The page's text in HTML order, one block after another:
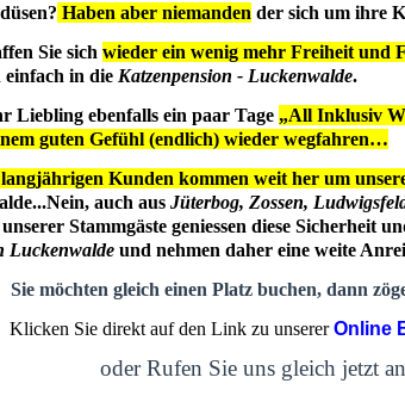
Haben aber niemanden der sich um ihre
Sie sich wieder ein wenig mehr Freiheit und
in die Katzenpension - Luckenwalde.
Liebling ebenfalls ein paar Tage „All Inklusiv
guten Gefühl (endlich) wieder wegfahren…
Kunden kommen weit her um
auch aus Jüterbog, Zossen,
Stammgäste geniessen diese Sicherheit
Luckenwaldeund nehmen daher eine weite
Sie möchten gleich einen Platz buchen, dann
Klicken Sie direkt auf den Link zu unsererOnline
oder Rufen Sie uns gleich jetzt